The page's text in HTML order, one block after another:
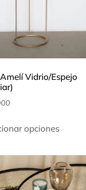
Vidrio/Espejo
opciones